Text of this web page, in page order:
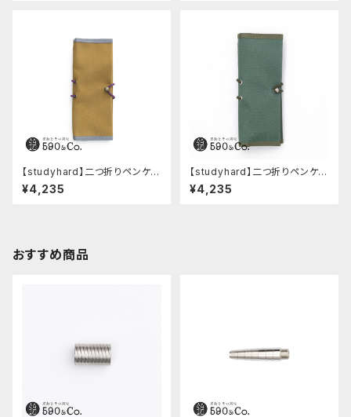
【studyhard】二つ折りペンケー
ス ミニマムコンパクトサイズ
(カーキ)
¥4,235
【studyhard】二つ折りペンケー
ス ミニマムコンパクトサイズ
(アクアブルー)
¥4,235
おすすめ商品